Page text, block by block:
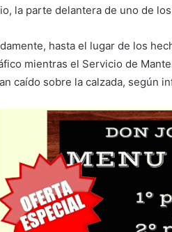
la parte delantera de uno de
hasta el lugar de los
mientras el Servicio de
caído sobre la calzada, según